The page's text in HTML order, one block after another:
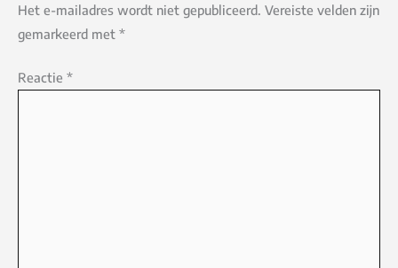
Het e-mailadres wordt niet gepubliceerd. Vereiste velden zijn
gemarkeerd met *
Reactie *